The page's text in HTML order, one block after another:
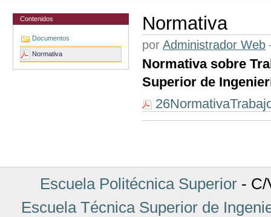
Contenidos
Documentos
Normativa
Normativa
porAdministrador Web
Normativa sobre
Superior de
Escuela Politécnica Superior- C/
Escuela Técnica Superior de